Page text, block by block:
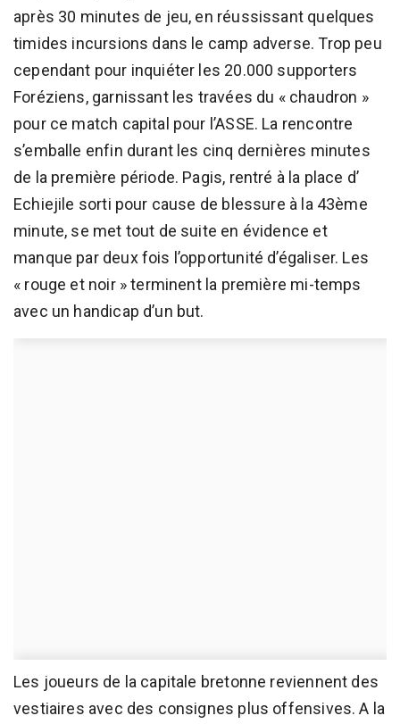
après 30 minutes de jeu, en réussissant quelques
timides incursions dans le camp adverse. Trop peu
cependant pour inquiéter les 20.000 supporters
Foréziens, garnissant les travées du « chaudron »
pour ce match capital pour l’ASSE. La rencontre
s’emballe enfin durant les cinq dernières minutes
de la première période. Pagis, rentré à la place d’
Echiejile sorti pour cause de blessure à la 43ème
minute, se met tout de suite en évidence et
manque par deux fois l’opportunité d’égaliser. Les
« rouge et noir » terminent la première mi-temps
avec un handicap d’un but.
Les joueurs de la capitale bretonne reviennent des
vestiaires avec des consignes plus offensives. A la